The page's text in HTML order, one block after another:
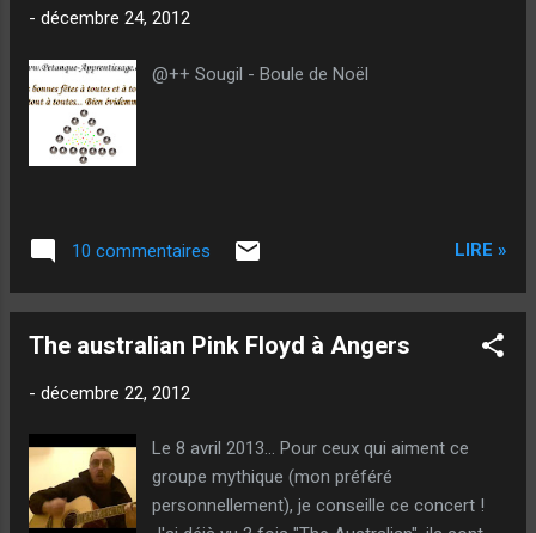
- décembre 24, 2012
@++ Sougil - Boule de Noël
10 commentaires LIRE »
The australian Pink Floyd à Angers
- décembre 22, 2012
Le 8 avril 2013... Pour ceux qui aiment ce
groupe mythique (mon préféré
personnellement), je conseille ce concert !